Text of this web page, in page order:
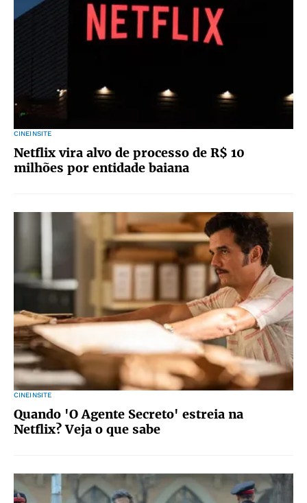
CINEINSITE
Netflix vira alvo de processo de R$ 10
milhões por entidade baiana
CINEINSITE
Quando 'O Agente Secreto' estreia na
Netflix? Veja o que sabe